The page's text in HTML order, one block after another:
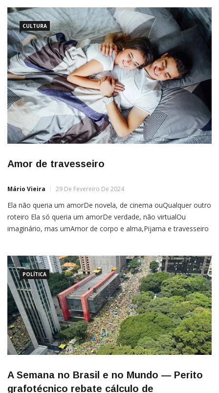
CULTURA
Amor de travesseiro
Mário Vieira 29 De Fevereiro De 2024
Ela não queria um amorDe novela, de cinema ouQualquer outro
roteiro Ela só queria um amorDe verdade, não virtualOu
imaginário, mas umAmor de corpo e alma,Pijama e travesseiro
POLÍTICA
A Semana no Brasil e no Mundo — Perito
grafotécnico rebate cálculo de